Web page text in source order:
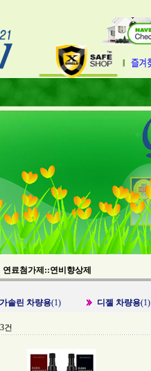
연료첨가제::연비향상제
가솔린 차량용(1) 디젤 차량용(1)
건